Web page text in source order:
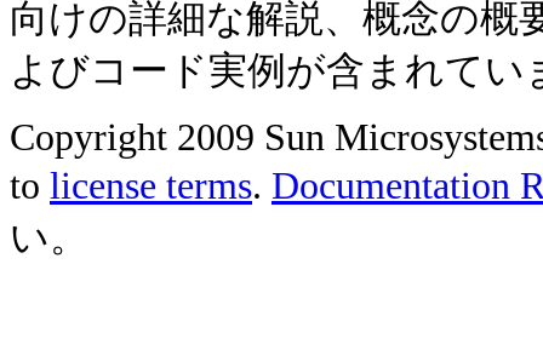
向けの詳細な解説、概念の概
よびコード実例が含まれてい
Copyright 2009 Sun
to license terms. Documentation
い。